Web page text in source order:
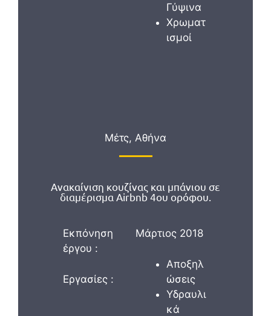
Γύψινα
Χρωματ
ισμοί
Μέτς, Αθήνα
Ανακαίνιση κουζίνας και μπάνιου σε
διαμέρισμα Airbnb 4ου ορόφου.
Εκπόνηση
έργου :
Εργασίες :
Μάρτιος 2018
Αποξηλ
ώσεις
Υδραυλι
κά